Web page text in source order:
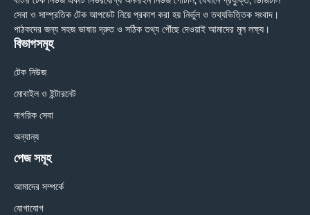
সেবা ও সাম্প্রতিক টেক আপডেট নিয়ে প্রকাশ করা হয় নির্ভুল ও তথ্যভিত্তিক সংবাদ।
পাঠকদের জন্য সহজ ভাষায় দ্রুত ও সঠিক তথ্য পৌঁছে দেওয়াই আমাদের মূল লক্ষ্য।
বিভাগসমূহ
টেক নিউজ
মোবাইল ও ইন্টারনেট
নাগরিক সেবা
অন্যান্য
পেজ সমূহ
আমাদের সম্পর্কে
যোগাযোগ